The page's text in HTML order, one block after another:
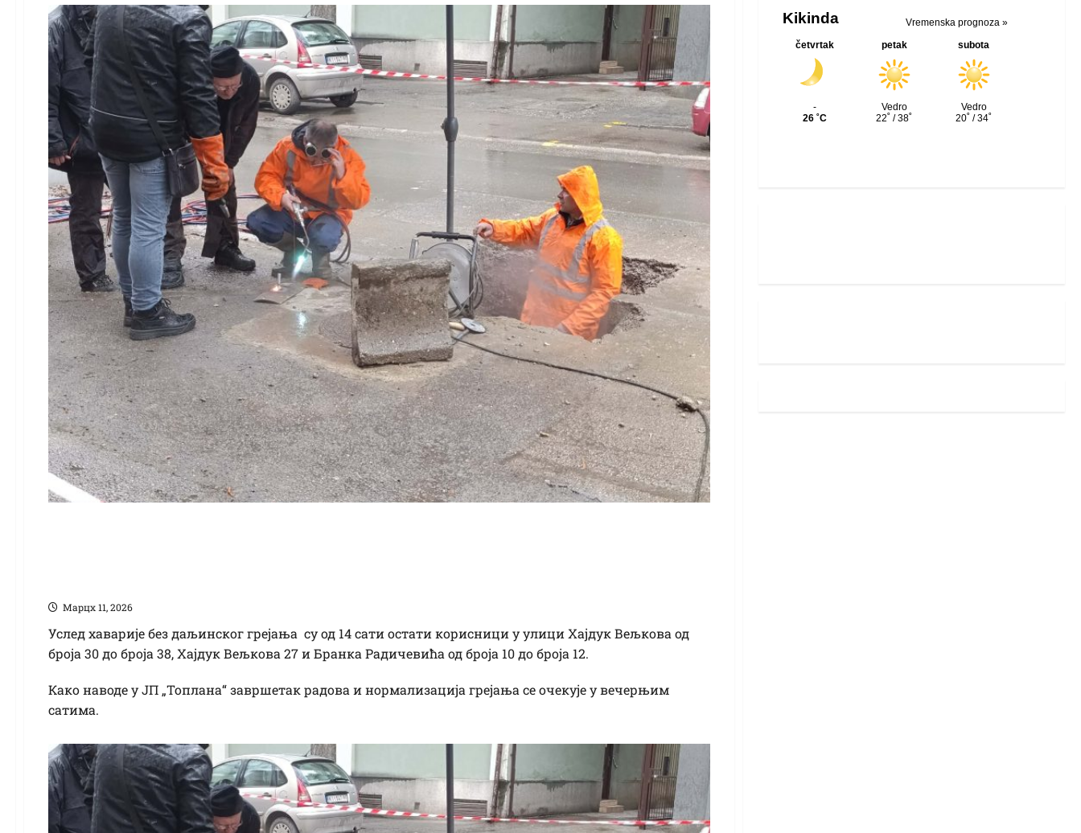
Марцх 11, 2026
Услед хаварије без даљинског грејања су од 14 сати остати корисници у улици Хајдук Вељкова од
броја 30 до броја 38, Хајдук Вељкова 27 и Бранка Радичевића од броја 10 до броја 12.
Како наводе у ЈП „Топлана“ завршетак радова и нормализација грејања се очекује у вечерњим
сатима.